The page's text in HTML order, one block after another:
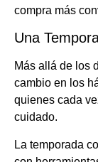
compra más
Una
Más allá de los
cambio en los
quienes cada
cuidado.
La temporada